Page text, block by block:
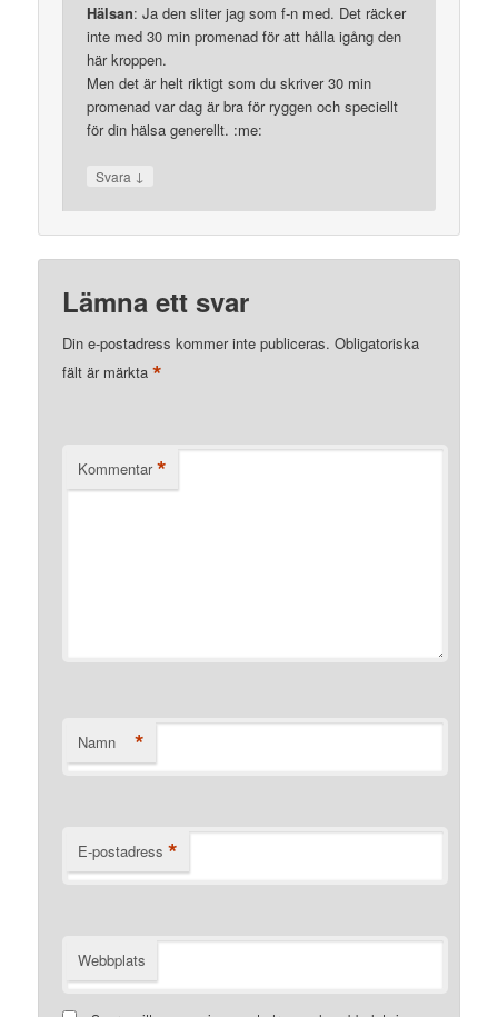
Hälsan: Ja den sliter jag som f-n med. Det räcker
inte med 30 min promenad för att hålla igång den
här kroppen.
Men det är helt riktigt som du skriver 30 min
promenad var dag är bra för ryggen och speciellt
för din hälsa generellt. :me:
Svara ↓
Lämna ett svar
Din e-postadress kommer inte publiceras. Obligatoriska
fält är märkta*
Kommentar *
Namn *
E-postadress *
Webbplats